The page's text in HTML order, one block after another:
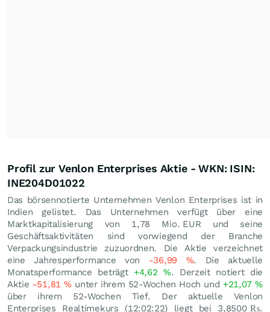
Profil zur Venlon Enterprises Aktie - WKN: ISIN:
INE204D01022
Das börsennotierte Unternehmen Venlon Enterprises ist in
Indien gelistet. Das Unternehmen verfügt über eine
Marktkapitalisierung von 1,78 Mio. EUR und seine
Geschäftsaktivitäten sind vorwiegend der Branche
Verpackungsindustrie zuzuordnen. Die Aktie verzeichnet
eine Jahresperformance von -36,99 %. Die aktuelle
Monatsperformance beträgt +4,62%. Derzeit notiert die
Aktie -51,81%unter ihrem 52-Wochen Hoch und +21,07%
über ihrem 52-Wochen Tief. Der aktuelle Venlon
Enterprises Realtimekurs (12:02:22) liegt bei 3,8500 ₨.